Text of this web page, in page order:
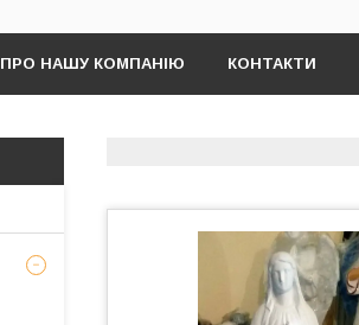
ПРО НАШУ КОМПАНІЮ КОНТАКТИ